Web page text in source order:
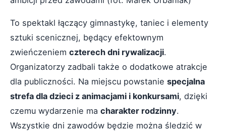
To spektakl łączący gimnastykę, taniec i elementy
sztuki scenicznej, będący efektownym
zwieńczeniem czterech dni rywalizacji.
Organizatorzy zadbali także o dodatkowe atrakcje
dla publiczności. Na miejscu powstanie specjalna
strefa dla dzieci z animacjami i konkursami, dzięki
czemu wydarzenie ma charakter rodzinny.
Wszystkie dni zawodów będzie można śledzić w